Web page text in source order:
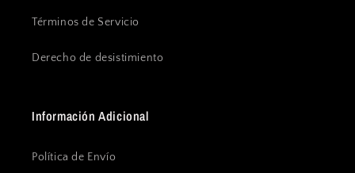
Términos de Servicio
Derecho de desistimiento
Información Adicional
Política de Envío